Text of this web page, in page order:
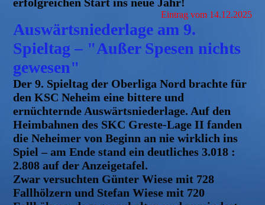
Eintrag vom 14.12.2025
Auswärtsniederlage am 9.
Spieltag – "Außer Spesen nichts
gewesen"
Der 9. Spieltag der Oberliga Nord brachte für
den KSC Neheim eine bittere und
ernüchternde Auswärtsniederlage. Auf den
Heimbahnen des SKC Greste-Lage II fanden
die Neheimer von Beginn an nie wirklich ins
Spiel – am Ende stand ein deutliches 3.018 :
2.808 auf der Anzeigetafel.
Zwar versuchten Günter Wiese mit 728
Fallhölzern und Stefan Wiese mit 720